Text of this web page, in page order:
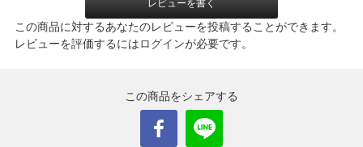
レビューを書く
この商品に対するあなたのレビューを投稿することができます。
レビューを評価するにはログインが必要です。
この商品をシェアする